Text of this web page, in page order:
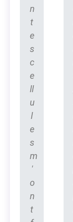
n
t
e
s
c
e
ll
u
l
e
s
m
'
o
n
t